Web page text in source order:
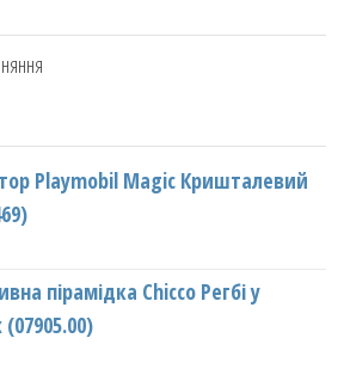
Playmobil Magic Кришталевий
пірамідка Chicco Регбі у